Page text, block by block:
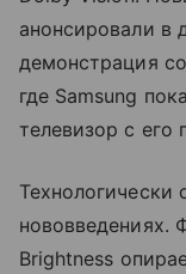
анонсировали в
демонстрация
где Samsung
телевизор с его
Технологически
нововведениях.
Brightness